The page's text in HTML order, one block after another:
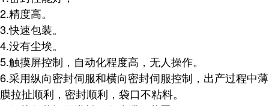
2.精度高。
3.快速包装。
4.没有尘埃。
5.触摸屏控制，自动化程度高，无人操作。
6.采用纵向密封伺服和横向密封伺服控制，出产过程中薄
膜拉扯顺利，密封顺利，袋口不粘料。